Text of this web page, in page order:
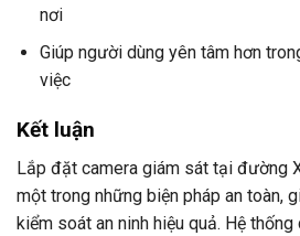
nơi
Giúp người dùng yên tâm hơn
việc
Kết luận
Lắp đặt camera giám sát tại đường
một trong những biện pháp an toàn,
kiểm soát an ninh hiệu quả. Hệ